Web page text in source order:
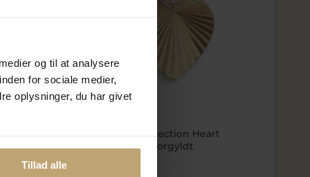
og til at analysere
for sociale medier,
oplysninger, du har givet
Tillad alle
Jane Kønig Reflection Heart
vedhæng sølv forgyldt